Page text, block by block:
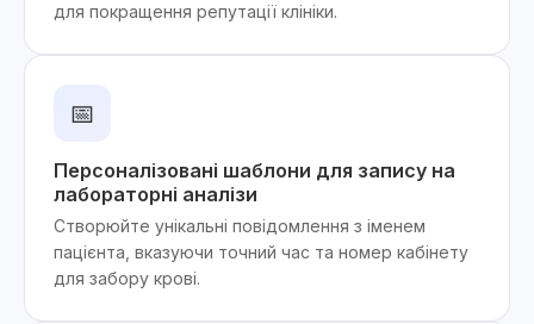
для покращення репутації клініки.
📅
Персоналізовані шаблони для запису на
лабораторні аналізи
Створюйте унікальні повідомлення з іменем
пацієнта, вказуючи точний час та номер кабінету
для забору крові.